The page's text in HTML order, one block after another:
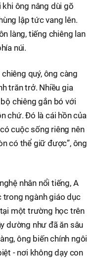
ông nâng dùi gõ
lập tức vang lên.
làng, tiếng chiêng lan
núi.
quý, ông càng
trăn trở. Nhiều gia
chiêng gắn bó với
chứ. Đó là cái hồn của
cuộc sống riêng nên
có thể giữ được”, ông
nhân nổi tiếng, A
trong ngành giáo dục
một trường học trên
dường như đã ăn sâu
ông biến chính ngôi
- nơi không dạy con